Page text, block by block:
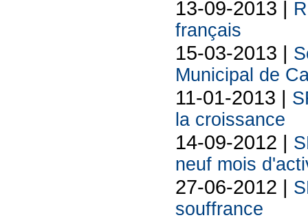
13-09-2013 |
français
15-03-2013 |
Municipal de
11-01-2013 |
la croissance
14-09-2012 |
neuf mois
27-06-2012 |
souffrance